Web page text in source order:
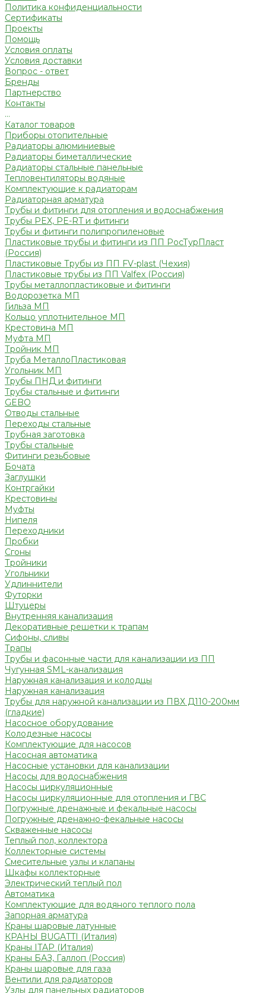
Политика конфиденциальности
Сертификаты
Проекты
Помощь
Условия оплаты
Условия доставки
Вопрос - ответ
Бренды
Партнерство
Контакты
...
Каталог товаров
Приборы отопительные
Радиаторы алюминиевые
Радиаторы биметаллические
Радиаторы стальные панельные
Тепловентиляторы водяные
Комплектующие к радиаторам
Радиаторная арматура
Трубы и фитинги для отопления и водоснабжения
Трубы PEX, PE-RT и фитинги
Трубы и фитинги полипропиленовые
Пластиковые трубы и фитинги из ПП РосТурПласт
(Россия)
Пластиковые Трубы из ПП FV-plast (Чехия)
Пластиковые трубы из ПП Valfex (Россия)
Трубы металлопластиковые и фитинги
Водорозетка МП
Гильза МП
Кольцо уплотнительное МП
Крестовина МП
Муфта МП
Тройник МП
Труба МеталлоПластиковая
Угольник МП
Трубы ПНД и фитинги
Трубы стальные и фитинги
GEBO
Отводы стальные
Переходы стальные
Трубная заготовка
Трубы стальные
Фитинги резьбовые
Бочата
Заглушки
Контргайки
Крестовины
Муфты
Нипеля
Переходники
Пробки
Сгоны
Тройники
Угольники
Удлиннители
Футорки
Штуцеры
Внутренняя канализация
Декоративные решетки к трапам
Сифоны, сливы
Трапы
Трубы и фасонные части для канализации из ПП
Чугунная SML-канализация
Наружная канализация и колодцы
Наружная канализация
Трубы для наружной канализации из ПВХ Д110-200мм
(гладкие)
Насосное оборудование
Колодезные насосы
Комплектующие для насосов
Насосная автоматика
Насосные установки для канализации
Насосы для водоснабжения
Насосы циркуляционные
Насосы циркуляционные для отопления и ГВС
Погружные дренажные и фекальные насосы
Погружные дренажно-фекальные насосы
Скваженные насосы
Теплый пол, коллектора
Коллекторные системы
Смесительные узлы и клапаны
Шкафы коллекторные
Электрический теплый пол
Автоматика
Комплектующие для водяного теплого пола
Запорная арматура
Краны шаровые латунные
КРАНЫ BUGATTI (Италия)
Краны ITAP (Италия)
Краны БАЗ, Галлоп (Россия)
Краны шаровые для газа
Вентили для радиаторов
Узлы для панельных радиаторов